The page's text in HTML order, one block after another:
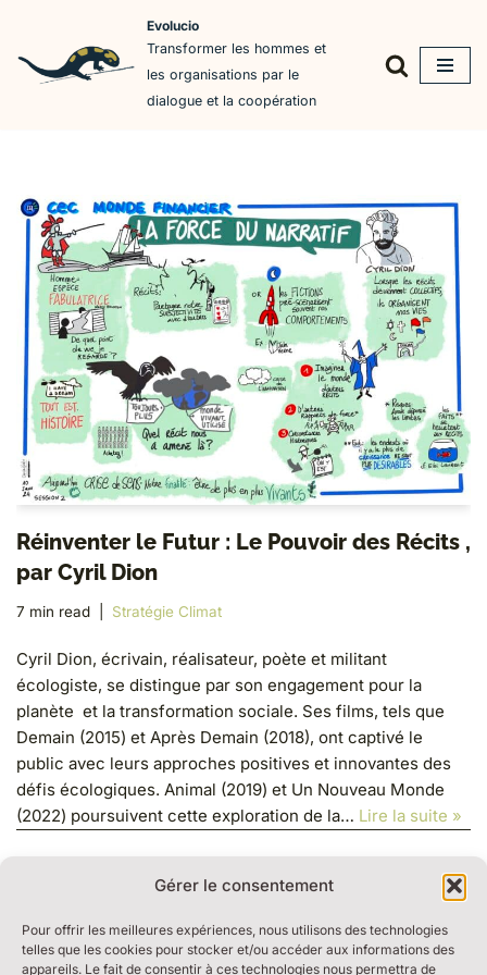
Gérer le consentement
Pour offrir les meilleures expériences, nous utilisons des technologies
telles que les cookies pour stocker et/ou accéder aux informations des
appareils. Le fait de consentir à ces technologies nous permettra de
Aller
Evolucio
Transformer les hommes et
les organisations par le
dialogue et la coopération
Réinventer le Futur : Le Pouvoir des Récits ,
par Cyril Dion
7 min read Stratégie Climat
Cyril Dion, écrivain, réalisateur, poète et militant
écologiste, se distingue par son engagement pour la
planète et la transformation sociale. Ses films, tels que
Demain (2015) et Après Demain (2018), ont captivé le
public avec leurs approches positives et innovantes des
défis écologiques. Animal (2019) et Un Nouveau Monde
(2022) poursuivent cette exploration de la… Lire la suite »